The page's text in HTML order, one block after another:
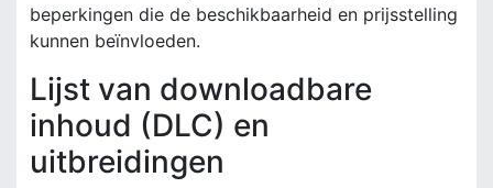
beperkingen die de beschikbaarheid en prijsstelling
kunnen beïnvloeden.
Lijst van downloadbare
inhoud (DLC) en
uitbreidingen